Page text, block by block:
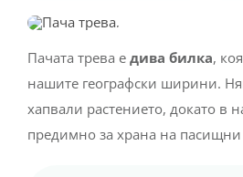
Пачата трева е дива билка,
нашите географски ширини.
хапвали растението, докато в
предимно за храна на